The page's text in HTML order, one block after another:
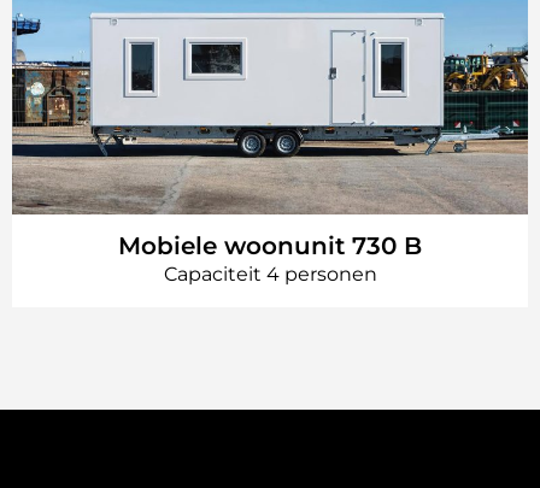
Mobiele woonunit 730 B
Capaciteit 4 personen